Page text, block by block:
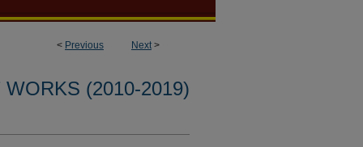
< Previous Next>
WORKS (2010-2019)